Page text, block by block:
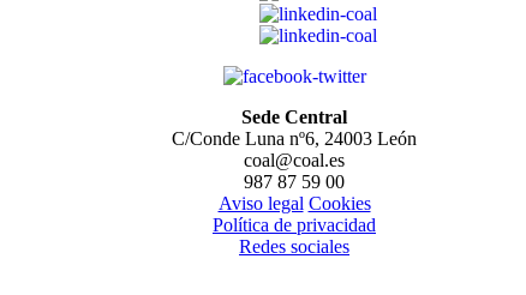
Sede Central
C/Conde Luna nº6, 24003 León
coal@coal.es
987 87 59 00
Aviso legal Cookies
Política de privacidad
Redes sociales